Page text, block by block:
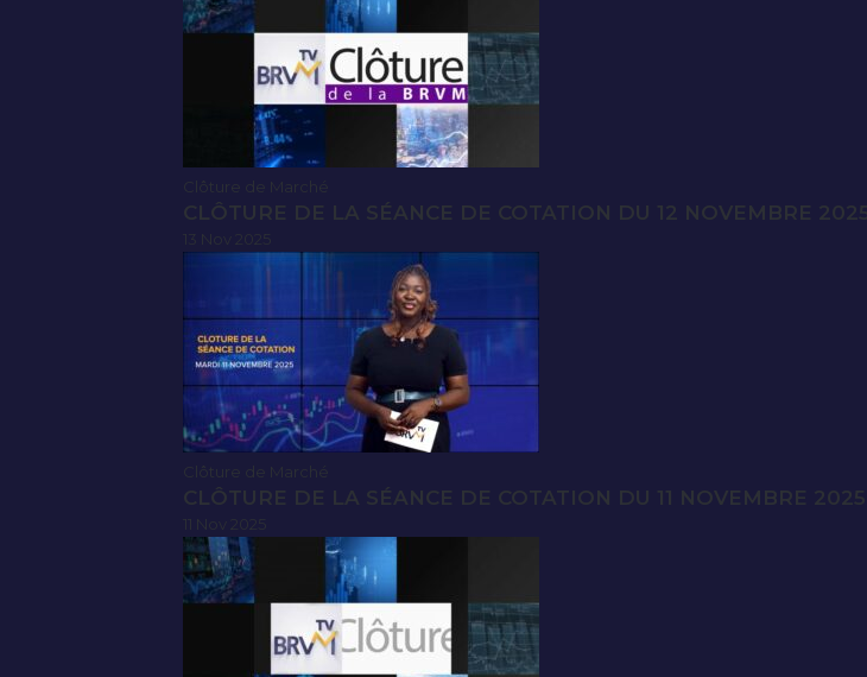
CLÔTURE DE LA SÉANCE DE COTATION DU 12 NOVEMBRE 2025
CLÔTURE DE LA SÉANCE DE COTATION DU 11 NOVEMBRE 2025